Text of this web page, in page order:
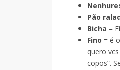
Pão
Bicha =
Fino = é
quero
copos”.